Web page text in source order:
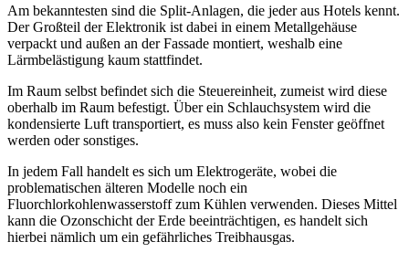
Am bekanntesten sind die Split-Anlagen, die jeder aus Hotels kennt.
Der Großteil der Elektronik ist dabei in einem Metallgehäuse
verpackt und außen an der Fassade montiert, weshalb eine
Lärmbelästigung kaum stattfindet.
Im Raum selbst befindet sich die Steuereinheit, zumeist wird diese
oberhalb im Raum befestigt. Über ein Schlauchsystem wird die
kondensierte Luft transportiert, es muss also kein Fenster geöffnet
werden oder sonstiges.
In jedem Fall handelt es sich um Elektrogeräte, wobei die
problematischen älteren Modelle noch ein
Fluorchlorkohlenwasserstoff zum Kühlen verwenden. Dieses Mittel
kann die Ozonschicht der Erde beeinträchtigen, es handelt sich
hierbei nämlich um ein gefährliches Treibhausgas.